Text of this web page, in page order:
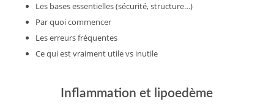
Les bases essentielles (sécurité, structure…)
Par quoi commencer
Les erreurs fréquentes
Ce qui est vraiment utile vs inutile
Inflammation et lipoedème